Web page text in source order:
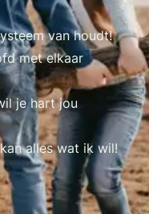
van houdt!
met elkaar
je hart jou
alles wat ik wil!